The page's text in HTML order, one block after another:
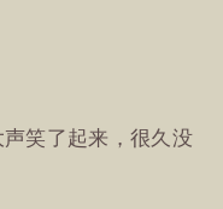
笑了起来，很久没